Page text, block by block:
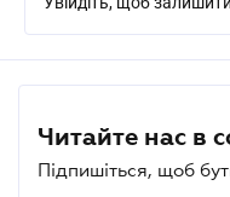
Читайте нас в
Підпишіться, щоб